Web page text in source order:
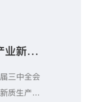
业新质
三中全会
质生产力